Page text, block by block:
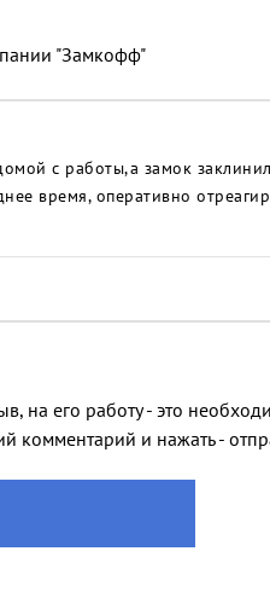
"Замкофф"
с работы,а замок
время, оперативно
на его работу - это
комментарий и нажать -